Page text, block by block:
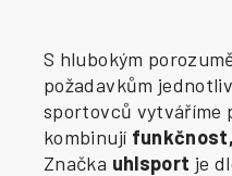
S hlubokým
požadavkům
sportovců vytváříme
kombinují
Značka uhlsport je